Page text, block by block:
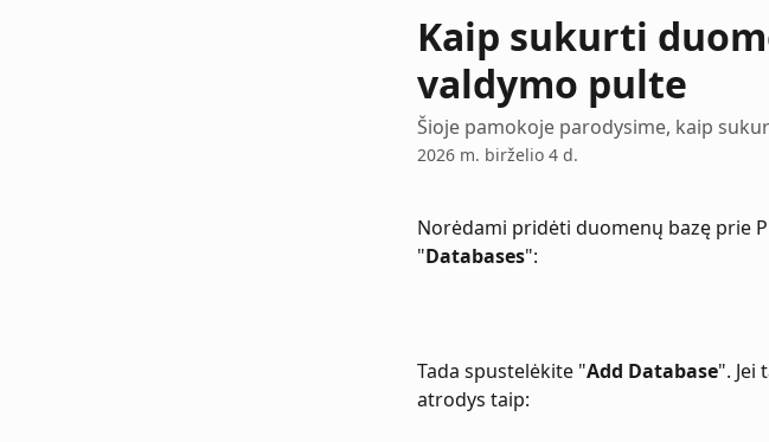
Kaip sukurti
valdymo pulte
Šioje pamokoje parodysime, kaip
2026 m. birželio 4 d.
Norėdami pridėti duomenų bazę prie
"Databases":
Tada spustelėkite "Add Database". Jei
atrodys taip: